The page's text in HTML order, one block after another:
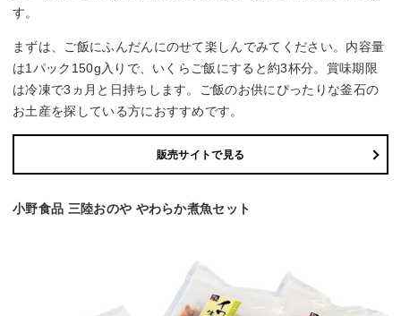
す。
まずは、ご飯にふんだんにのせて楽しんでみてください。内容量
は1パック150g入りで、いくらご飯にすると約3杯分。賞味期限
は冷凍で3ヵ月と日持ちします。ご飯のお供にぴったりな釜石の
お土産を探している方におすすめです。
販売サイトで見る
小野食品 三陸おのや やわらか煮魚セット